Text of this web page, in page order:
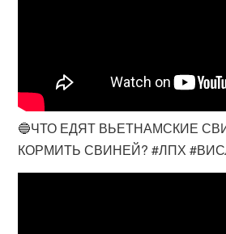
🔵ЧТО ЕДЯТ ВЬЕТНАМСКИЕ
КОРМИТЬ СВИНЕЙ? #ЛПХ